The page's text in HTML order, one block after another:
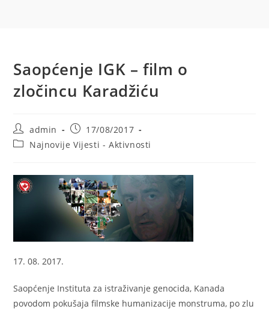
Saopćenje IGK – film o
zločincu Karadžiću
Post
author:
admin
Post
published:
17/08/2017
PostNajnovije Vijesti - Aktivnosti
17. 08. 2017.
Saopćenje Instituta za istraživanje genocida, Kanada
povodom pokušaja filmske humanizacije monstruma, po zlu